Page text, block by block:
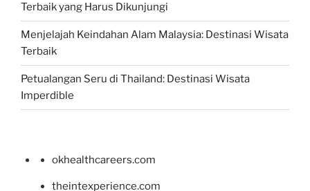
Terbaik yang Harus Dikunjungi
Menjelajah Keindahan Alam Malaysia: Destinasi Wisata
Terbaik
Petualangan Seru di Thailand: Destinasi Wisata
Imperdible
okhealthcareers.com
theintexperience.com